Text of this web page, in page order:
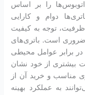
را بر اساس
دوام و کارایی
توجه به کیفیت
است. باتری‌های
در برابر عوامل محیطی
بیشتری از خود نشان
مناسب و خرید آن از
به عملکرد بهینه